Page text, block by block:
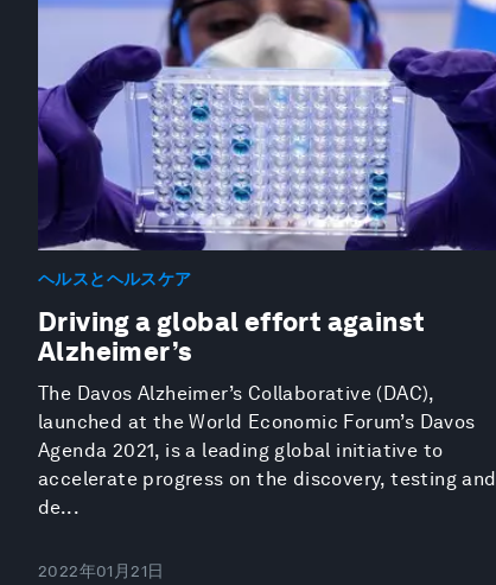
ヘルスとヘルスケア
Driving a global effort against
Alzheimer’s
The Davos Alzheimer’s Collaborative (DAC),
launched at the World Economic Forum’s Davos
Agenda 2021, is a leading global initiative to
accelerate progress on the discovery, testing and
de...
2022年01月21日